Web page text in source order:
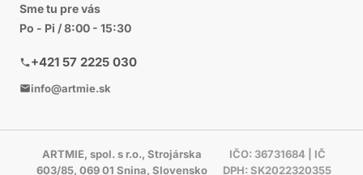
Sme tu pre vás
Po - Pi / 8:00 - 15:30
+421 57 2225 030
info@artmie.sk
ARTMIE, spol. s r.o., Strojárska
603/85, 069 01 Snina, Slovensko
IČO: 36731684 | IČ
DPH: SK2022320355